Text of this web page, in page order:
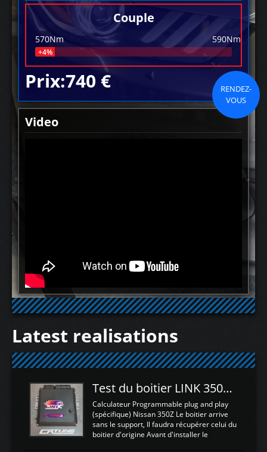
Couple
570Nm 590Nm
+4%
Prix:740 €
RENDEZ-
VOUS
Video
Latest realisations
Test du boitier LINK 350Z Plugin ECU
Calculateur Programmable plug and play
(spécifique) Nissan 350Z Le boitier arrive
sans le support, Il faudra récupérer celui du
boitier d'origine Avant d'installer le